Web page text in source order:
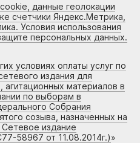
данные геолокации
счетчики Яндекс.Метрика,
Условия использования
персональных данных.
условиях оплаты услуг по
издания для
материалов в
по выборам в
Собрания
созыва, назначенных на
Сетевое издание
58967 от 11.08.2014г.)»